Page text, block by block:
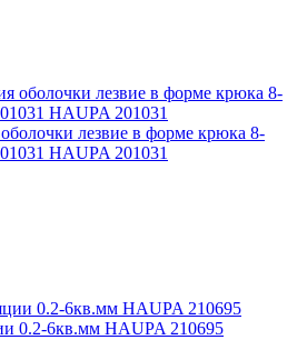
лезвие в форме крюка 8-
HAUPA 201031
0.2-6кв.мм HAUPA 210695